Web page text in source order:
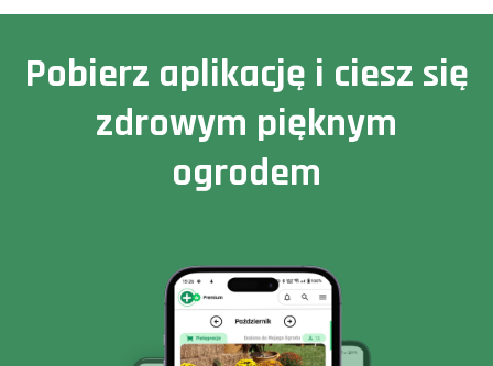
Pobierz aplikację i ciesz się
zdrowym pięknym
ogrodem